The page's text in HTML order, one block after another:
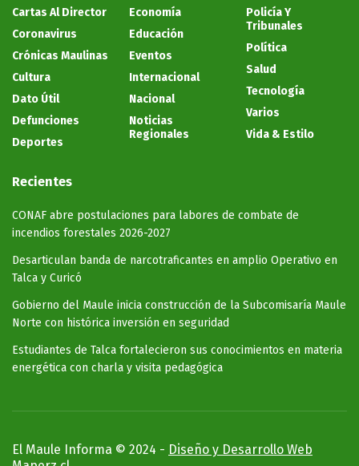
Cartas Al Director
Coronavirus
Crónicas Maulinas
Cultura
Dato Útil
Defunciones
Deportes
Economía
Educación
Eventos
Internacional
Nacional
Noticias
Regionales
Policía Y
Tribunales
Política
Salud
Tecnología
Varios
Vida & Estilo
Recientes
CONAF abre postulaciones para labores de combate de
incendios forestales 2026-2027
Desarticulan banda de narcotraficantes en amplio Operativo en
Talca y Curicó
Gobierno del Maule inicia construcción de la Subcomisaría Maule
Norte con histórica inversión en seguridad
Estudiantes de Talca fortalecieron sus conocimientos en materia
energética con charla y visita pedagógica
El Maule Informa © 2024 - Diseño y Desarrollo Web